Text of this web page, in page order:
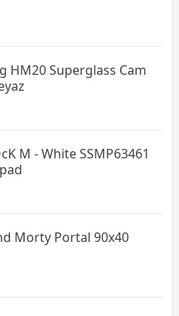
HM20 Superglass Cam
M - White SSMP63461
Morty Portal 90x40